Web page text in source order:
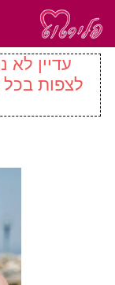
עדיין לא
לצפות